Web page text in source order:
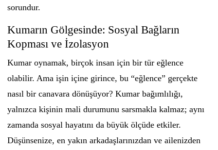
sorundur.
Kumarın Gölgesinde: Sosyal Bağların
Kopması ve İzolasyon
Kumar oynamak, birçok insan için bir tür eğlence
olabilir. Ama işin içine girince, bu “eğlence” gerçekte
nasıl bir canavara dönüşüyor? Kumar bağımlılığı,
yalnızca kişinin mali durumunu sarsmakla kalmaz; aynı
zamanda sosyal hayatını da büyük ölçüde etkiler.
Düşünsenize, en yakın arkadaşlarınızdan ve ailenizden